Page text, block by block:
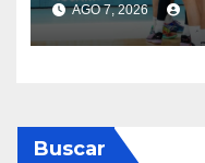
AGO 7, 2026
Buscar